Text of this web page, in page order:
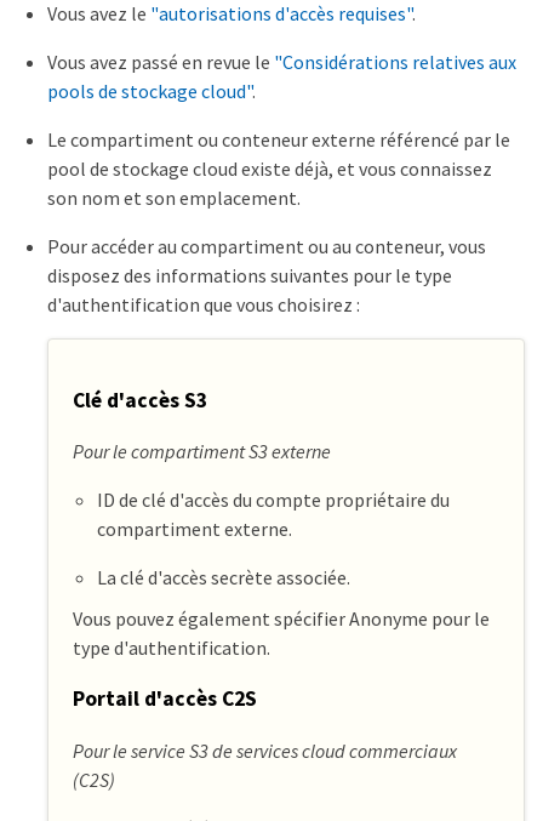
Vous avez le "autorisations d'accès requises".
Vous avez passé en revue le "Considérations relatives aux
pools de stockage cloud".
Le compartiment ou conteneur externe référencé par le
pool de stockage cloud existe déjà, et vous connaissez
son nom et son emplacement.
Pour accéder au compartiment ou au conteneur, vous
disposez des informations suivantes pour le type
d'authentification que vous choisirez :
Clé d'accès S3
Pour le compartiment S3 externe
ID de clé d'accès du compte propriétaire du
compartiment externe.
La clé d'accès secrète associée.
Vous pouvez également spécifier Anonyme pour le
type d'authentification.
Portail d'accès C2S
Pour le service S3 de services cloud commerciaux
(C2S)